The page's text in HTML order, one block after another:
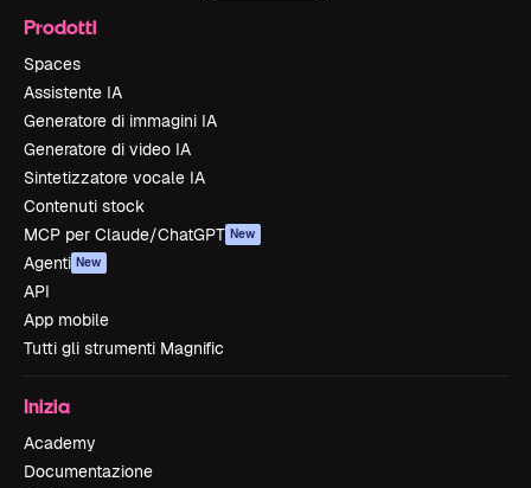
Prodotti
Spaces
Assistente IA
Generatore di immagini IA
Generatore di video IA
Sintetizzatore vocale IA
Contenuti stock
MCP per Claude/ChatGPT New
Agenti New
API
App mobile
Tutti gli strumenti Magnific
Inizia
Academy
Documentazione